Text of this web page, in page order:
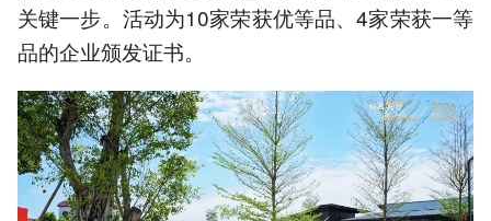
关键一步。活动为10家荣获优等品、4家荣获一等
品的企业颁发证书。